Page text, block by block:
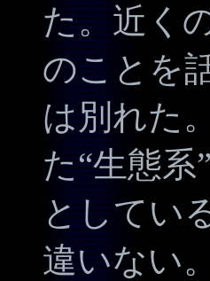
た。近く
のことを
は別れた
た“生態
としてい
違いない